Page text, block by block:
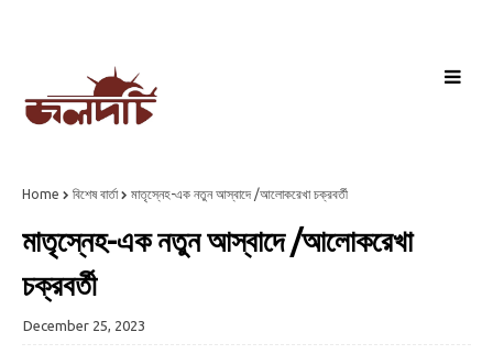
Home বিশেষ বার্তা মাতৃস্নেহ-এক নতুন আস্বাদে /আলোকরেখা চক্রবর্তী
মাতৃস্নেহ-এক নতুন আস্বাদে /আলোকরেখা
চক্রবর্তী
December 25, 2023